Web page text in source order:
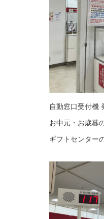
自動窓口受付機
お中元・お歳暮
ギフトセンター